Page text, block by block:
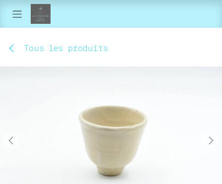
Se rendre au contenu
Tous les produits